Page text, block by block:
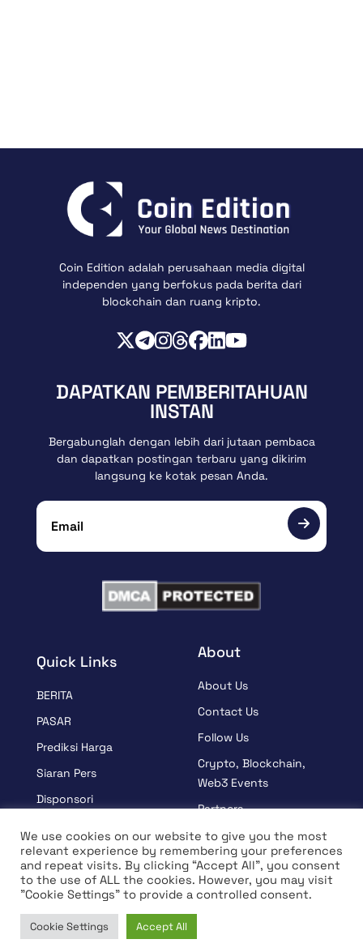
Home News
Coin Edition adalah perusahaan media digital
independen yang berfokus pada berita dari
blockchain dan ruang kripto.
Quick Links
BERITA
PASAR
Prediksi Harga
Siaran Pers
Disponsori
Wawancara
About
About Us
Contact Us
Follow Us
Crypto, Blockchain,
Web3 Events
Partners
Terms And Condition
Privacy Policy
DAPATKAN PEMBERITAHUAN
INSTAN
Bergabunglah dengan lebih dari jutaan pembaca
dan dapatkan postingan terbaru yang dikirim
langsung ke kotak pesan Anda.
© Hak Cipta 2026 Semua Hak Dilindungi Undang-Undang |
Coin Edition
We use cookies on our website to give you the most
relevant experience by remembering your preferences
and repeat visits. By clicking “Accept All”, you consent
to the use of ALL the cookies. However, you may visit
"Cookie Settings" to provide a controlled consent.
Cookie Settings Accept All